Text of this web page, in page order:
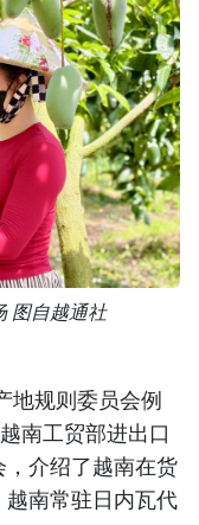
图自越通社
规则委员会例
南工贸部进出口
介绍了越南在货
南常驻日内瓦代